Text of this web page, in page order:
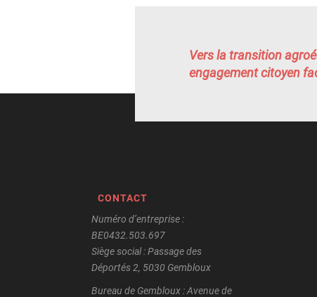
Vers la transition
engagement citoyen
CONTACT
Numéro d’entreprise :
BE0432.503.697
Siège social : Passage des
Déportés 2, 5030 Gembloux
Bureau de Gembloux : Avenue de